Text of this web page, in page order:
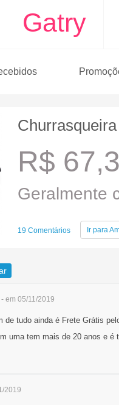
Gatry
R$
Geralmente
19 Comentários Ir para
- em 05/11/2019
de tudo ainda é Frete Grátis
uma tem mais de 20 anos e é
2019